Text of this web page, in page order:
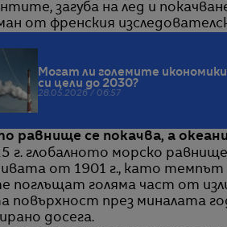
загуба на лед и
от френския
Могат ли големите
си цели до 2030?
28.05.2026 / 06:57
равнище се покачва, а
г. глобалното морско
от 1901 г., като темпът
поглъщат голяма част от
повърхност през миналата
досега.